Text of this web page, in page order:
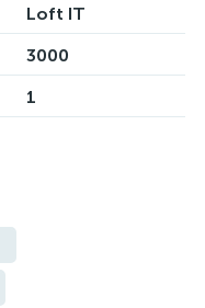
Loft IT
3000
1